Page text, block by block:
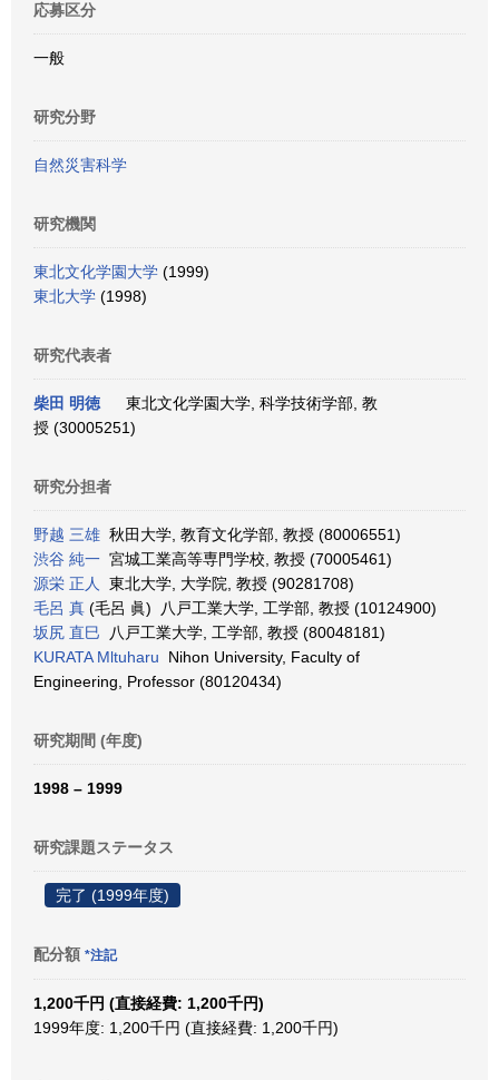
応募区分
一般
研究分野
自然災害科学
研究機関
東北文化学園大学 (1999)
東北大学 (1998)
研究代表者
柴田 明徳
東北文化学園大学, 科学技術学部, 教
授 (30005251)
研究分担者
野越 三雄 秋田大学, 教育文化学部, 教授 (80006551)
渋谷 純一 宮城工業高等専門学校, 教授 (70005461)
源栄 正人
東北大学, 大学院, 教授 (90281708)
毛呂 真 (毛呂 眞) 八戸工業大学, 工学部, 教授 (10124900)
坂尻 直巳 八戸工業大学, 工学部, 教授 (80048181)
KURATA Mltuharu Nihon University, Faculty of
Engineering, Professor (80120434)
研究期間 (年度)
1998 – 1999
研究課題ステータス
完了 (1999年度)
配分額 *注記
1,200千円 (直接経費: 1,200千円)
1999年度: 1,200千円 (直接経費: 1,200千円)